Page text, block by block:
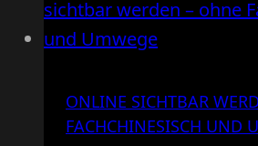
ONLINE SICHTBAR
FACHCHINESISCH UND